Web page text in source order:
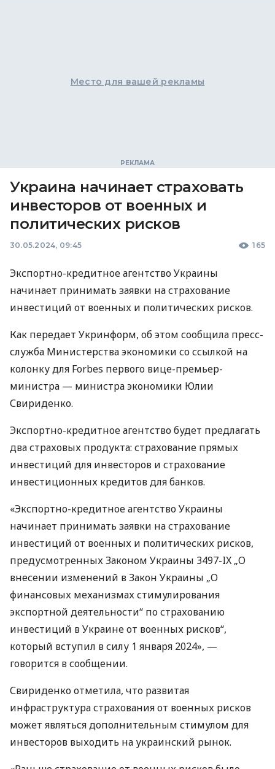
Место для вашей рекламы
Украина начинает страховать
инвесторов от военных и
политических рисков
30.05.2024, 09:45 165
Экспортно-кредитное агентство Украины
начинает принимать заявки на страхование
инвестиций от военных и политических рисков.
Как передает Укринформ, об этом сообщила пресс-
служба Министерства экономики со ссылкой на
колонку для Forbes первого вице-премьер-
министра — министра экономики Юлии
Свириденко.
Экспортно-кредитное агентство будет предлагать
два страховых продукта: страхование прямых
инвестиций для инвесторов и страхование
инвестиционных кредитов для банков.
«Экспортно-кредитное агентство Украины
начинает принимать заявки на страхование
инвестиций от военных и политических рисков,
предусмотренных Законом Украины 3497-IX „О
внесении изменений в Закон Украины „О
финансовых механизмах стимулирования
экспортной деятельности“ по страхованию
инвестиций в Украине от военных рисков“,
который вступил в силу 1 января 2024», —
говорится в сообщении.
Свириденко отметила, что развитая
инфраструктура страхования от военных рисков
может являться дополнительным стимулом для
инвесторов выходить на украинский рынок.